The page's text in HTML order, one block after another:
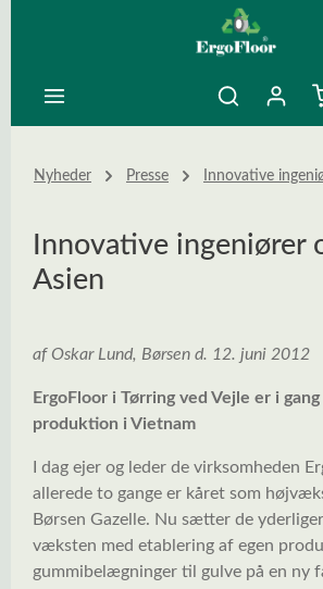
Nyheder Presse Innovative
Innovative ingeniører
Asien
af Oskar Lund, Børsen d. 12. juni 2012
ErgoFloor i Tørring ved Vejle er i
produktion i Vietnam
I dag ejer og leder de virksomheden
allerede to gange er kåret som
Børsen Gazelle. Nu sætter de
væksten med etablering af egen
gummibelægninger til gulve på en ny